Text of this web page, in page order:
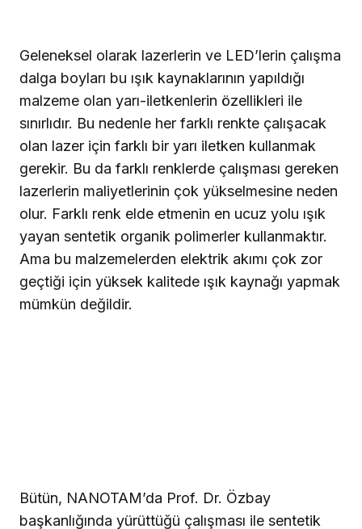
Geleneksel olarak lazerlerin ve LED’lerin çalışma
dalga boyları bu ışık kaynaklarının yapıldığı
malzeme olan yarı-iletkenlerin özellikleri ile
sınırlıdır. Bu nedenle her farklı renkte çalışacak
olan lazer için farklı bir yarı iletken kullanmak
gerekir. Bu da farklı renklerde çalışması gereken
lazerlerin maliyetlerinin çok yükselmesine neden
olur. Farklı renk elde etmenin en ucuz yolu ışık
yayan sentetik organik polimerler kullanmaktır.
Ama bu malzemelerden elektrik akımı çok zor
geçtiği için yüksek kalitede ışık kaynağı yapmak
mümkün değildir.
Bütün, NANOTAM’da Prof. Dr. Özbay
başkanlığında yürüttüğü çalışması ile sentetik